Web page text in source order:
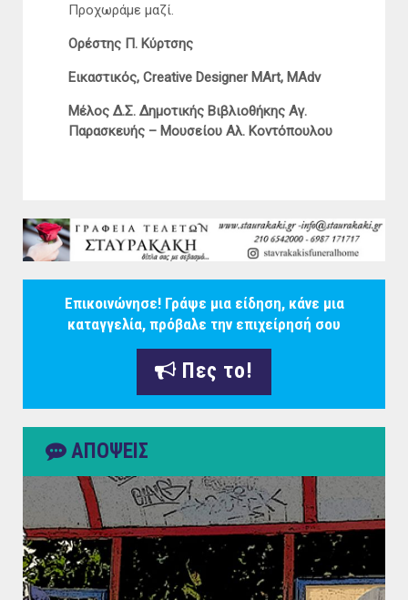
Προχωράμε μαζί.
Ορέστης Π. Κύρτσης
Εικαστικός, Creative Designer MArt, MAdv
Μέλος Δ.Σ. Δημοτικής Βιβλιοθήκης Αγ.
Παρασκευής – Μουσείου Αλ. Κοντόπουλου
Επικοινώνησε! Γράψε μια είδηση, κάνε μια
καταγγελία, πρόβαλε την επιχείρησή σου
Πες το!
ΑΠΟΨΕΙΣ